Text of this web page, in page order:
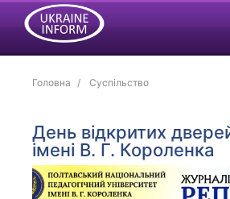
Головна Суспільство
День відкритих
імені В. Г. Короленка